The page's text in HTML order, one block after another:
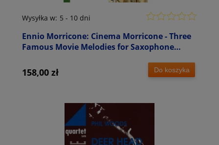
Ennio Morricone: Cinema Morricone - Three
Famous Movie Melodies for Saxophone
Wysyłka w: 5 - 10 dni
158,00 zł Do koszyka